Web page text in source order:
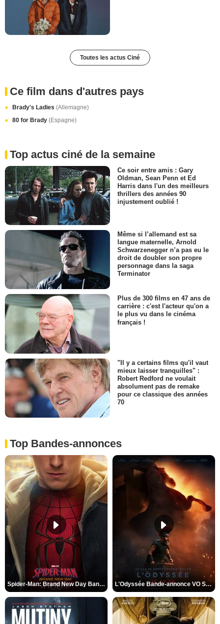
Toutes les actus Ciné
Ce film dans d'autres pays
Brady's Ladies (Allemagne)
80 for Brady (Espagne)
Top actus ciné de la semaine
Ce soir entre amis : Gary
Oldman, Sean Penn et Ed
Harris dans l'un des meilleurs
thrillers des années 90
injustement oublié !
Même si l’allemand est sa
langue maternelle, Arnold
Schwarzenegger n’a pas eu le
droit de doubler son propre
personnage dans la saga
Terminator
Plus de 300 films en 47 ans de
carrière : c'est l'acteur qu'on a
le plus vu dans le cinéma
français !
"Il y a certains films qu'il vaut
mieux laisser tranquilles" :
Robert Redford ne voulait
absolument pas de remake
pour ce classique des années
70
Top Bandes-annonces
Spider-Man: Brand New Day Bande-annonce VO STFR L'Odyssée Bande-annonce VO STFR